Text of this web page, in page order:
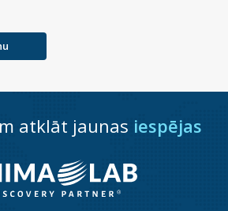
atklāt jaunas iespējas